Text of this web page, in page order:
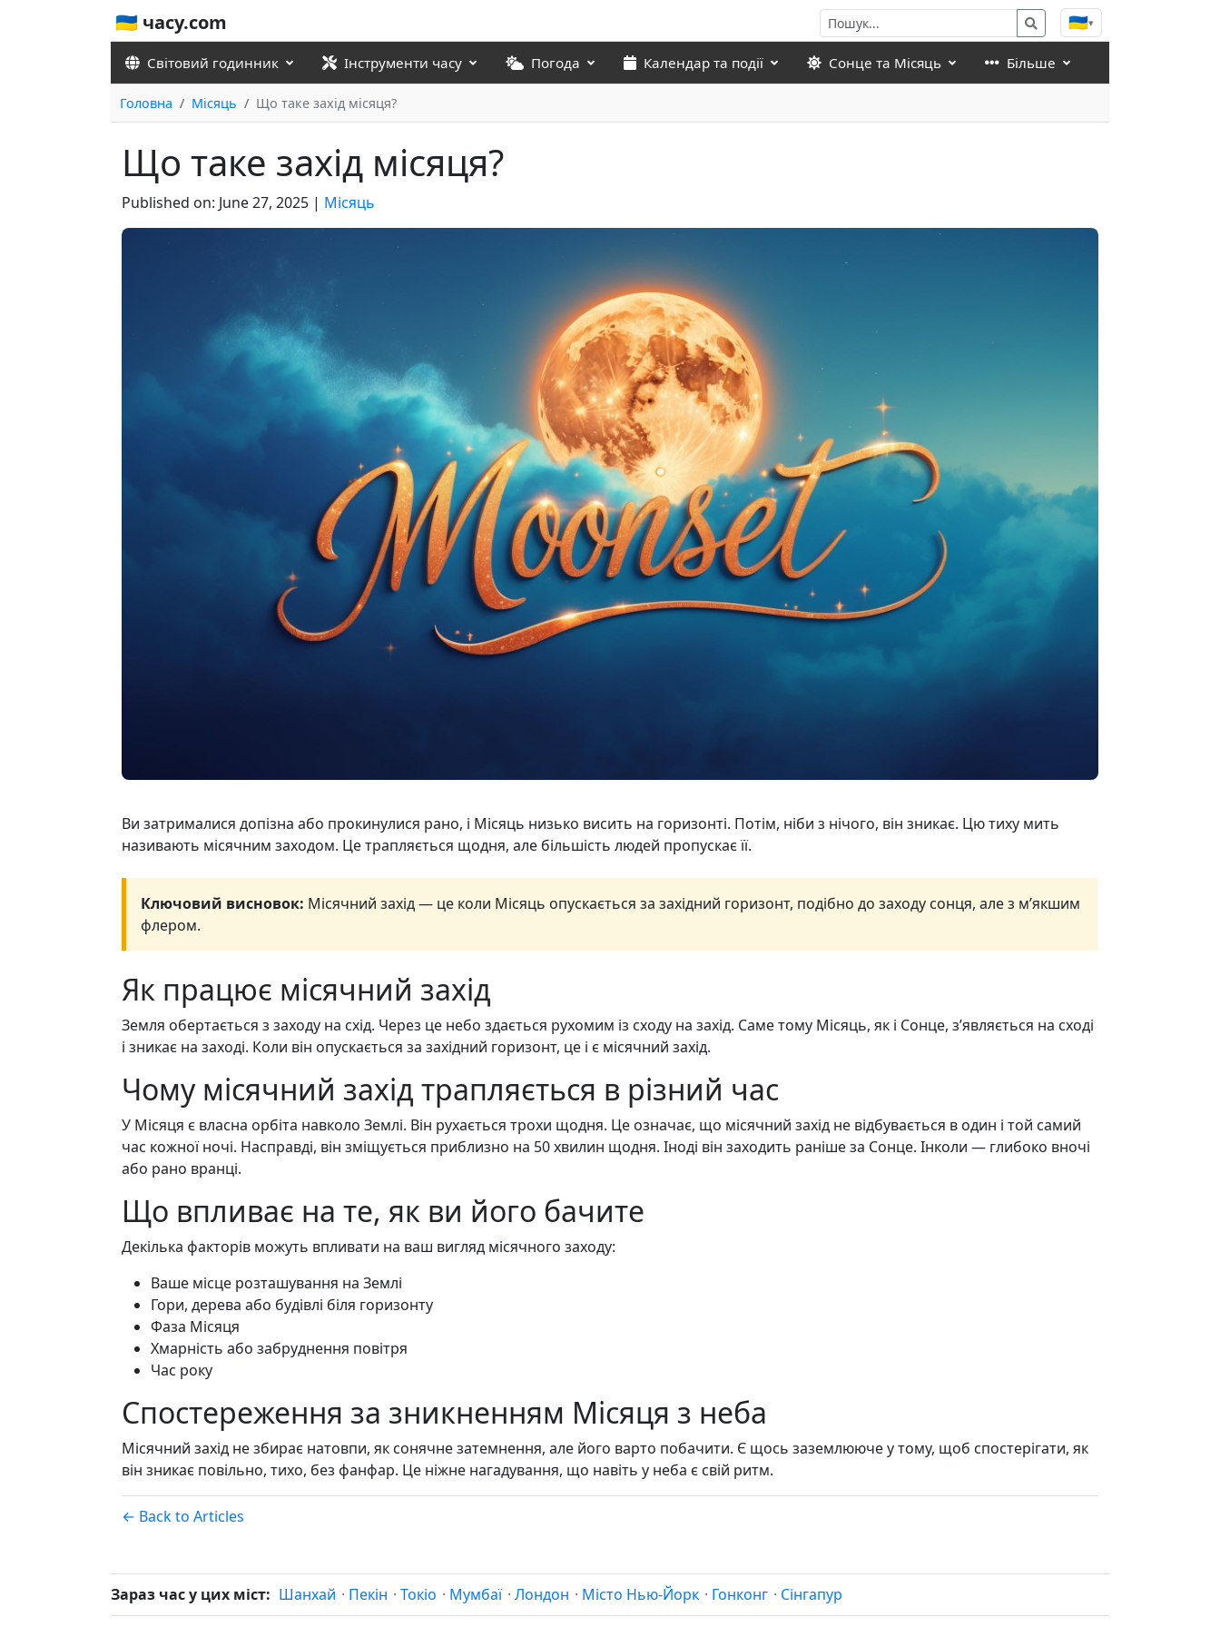
🇺🇦 часу.com 🇺🇦▾
Світовий годинник Інструменти часу Погода Календар та події Сонце та Місяць Більше
Головна Місяць Що таке захід місяця?
Що таке захід місяця?
Published on: June 27, 2025 | Місяць
Ви затрималися допізна або прокинулися рано, і Місяць низько висить на горизонті. Потім, ніби з нічого, він зникає. Цю тиху мить
називають місячним заходом. Це трапляється щодня, але більшість людей пропускає її.
Ключовий висновок: Місячний захід — це коли Місяць опускається за західний горизонт, подібно до заходу сонця, але з м’якшим
флером.
Як працює місячний захід
Земля обертається з заходу на схід. Через це небо здається рухомим із сходу на захід. Саме тому Місяць, як і Сонце, з’являється на сході
і зникає на заході. Коли він опускається за західний горизонт, це і є місячний захід.
Чому місячний захід трапляється в різний час
У Місяця є власна орбіта навколо Землі. Він рухається трохи щодня. Це означає, що місячний захід не відбувається в один і той самий
час кожної ночі. Насправді, він зміщується приблизно на 50 хвилин щодня. Іноді він заходить раніше за Сонце. Інколи — глибоко вночі
або рано вранці.
Що впливає на те, як ви його бачите
Декілька факторів можуть впливати на ваш вигляд місячного заходу:
Ваше місце розташування на Землі
Гори, дерева або будівлі біля горизонту
Фаза Місяця
Хмарність або забруднення повітря
Час року
Спостереження за зникненням Місяця з неба
Місячний захід не збирає натовпи, як сонячне затемнення, але його варто побачити. Є щось заземлююче у тому, щоб спостерігати, як
він зникає повільно, тихо, без фанфар. Це ніжне нагадування, що навіть у неба є свій ритм.
← Back to Articles
Зараз час у цих міст: Шанхай · Пекін · Токіо · Мумбаї · Лондон · Місто Нью-Йорк · Гонконг · Сінгапур